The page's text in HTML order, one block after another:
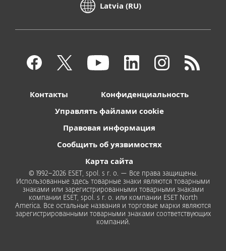
Latvia (RU)
Контакты
Конфиденциальность
Управлять файлами cookie
Правовая информация
Сообщить об уязвимостях
Карта сайта
© 1992–2026 ESET, spol. s r. o. — Все права защищены.
Использованные здесь товарные знаки являются товарными
знаками или зарегистрированными товарными знаками
компании ESET, spol. s r. o. или компании ESET North
America. Все остальные названия и торговые марки являются
зарегистрированными товарными знаками соответствующих
компаний.